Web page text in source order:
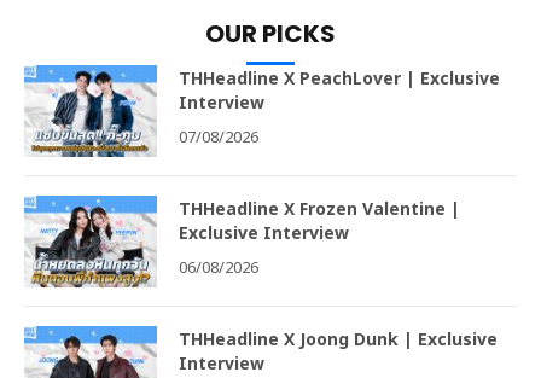
OUR PICKS
THHeadline X PeachLover | Exclusive
Interview
07/08/2026
THHeadline X Frozen Valentine |
Exclusive Interview
06/08/2026
THHeadline X Joong Dunk | Exclusive
Interview